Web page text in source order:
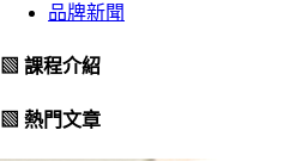
品牌新聞
▧ 課程介紹
▧ 熱門文章